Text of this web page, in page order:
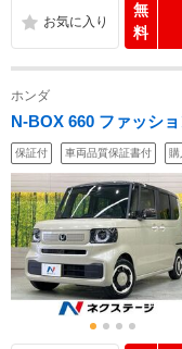
無
料
ホンダ
N-BOX 660 ファッシ
保証付 車両品質保証書付